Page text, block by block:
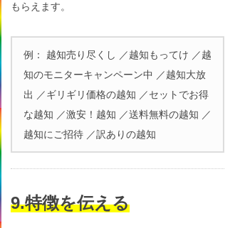
もらえます。
例： 越知売り尽くし ／越知もってけ ／越
知のモニターキャンペーン中 ／越知大放
出 ／ギリギリ価格の越知 ／セットでお得
な越知 ／激安！越知 ／送料無料の越知 ／
越知にご招待 ／訳ありの越知
9.特徴を伝える